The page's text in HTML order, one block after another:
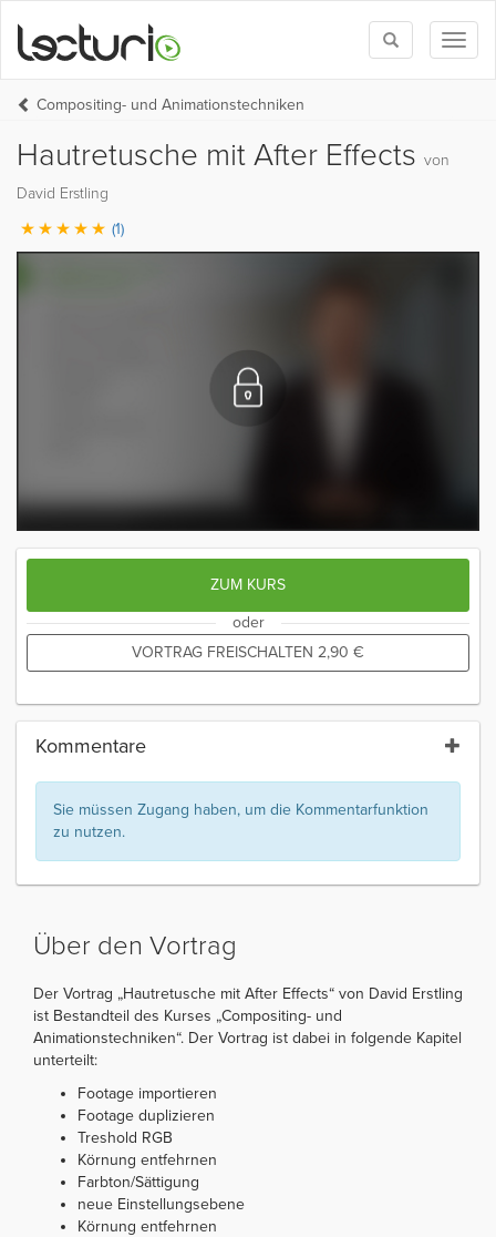
Toggle
search
Compositing- und Animationstechniken
Hautretusche mit After Effects von
David Erstling
(1)
ZUM KURS
oder
VORTRAG FREISCHALTEN 2,90 €
Kommentare
Sie müssen Zugang haben, um die Kommentarfunktion
zu nutzen.
Über den Vortrag
Der Vortrag „Hautretusche mit After Effects“ von David Erstling
ist Bestandteil des Kurses „Compositing- und
Animationstechniken“. Der Vortrag ist dabei in folgende Kapitel
unterteilt:
Footage importieren
Footage duplizieren
Treshold RGB
Körnung entfehrnen
Farbton/Sättigung
neue Einstellungsebene
Körnung entfehrnen